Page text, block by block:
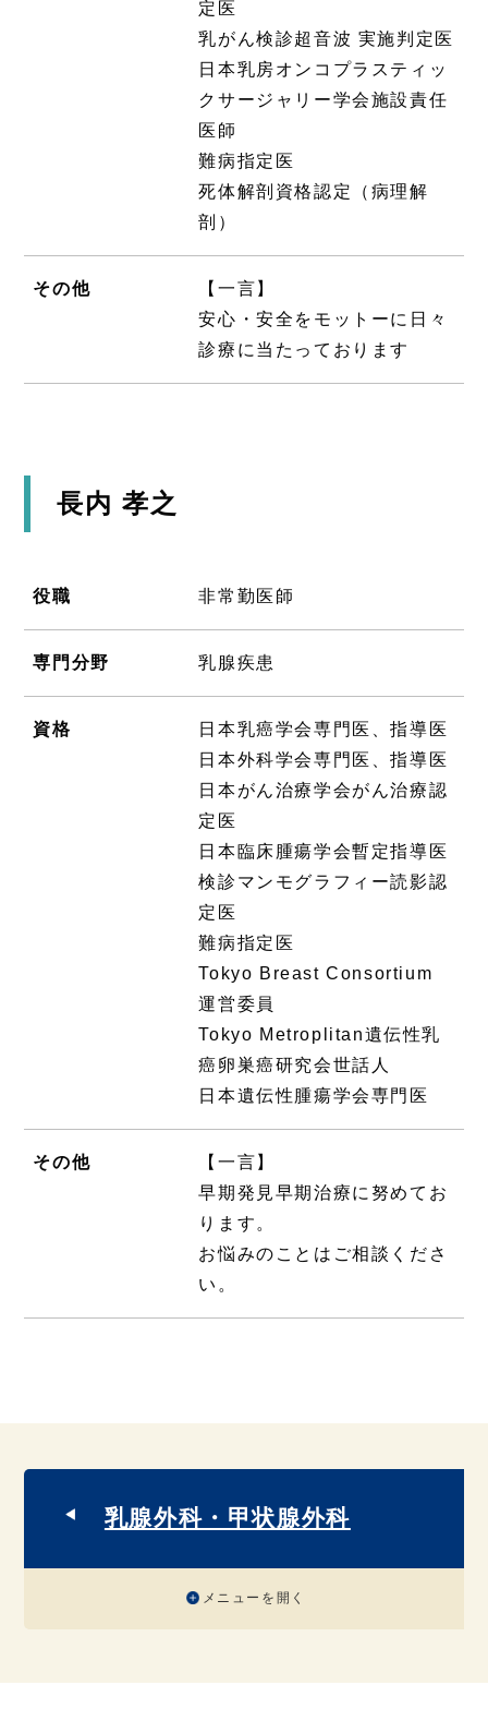
定医
乳がん検診超音波 実施判定医
日本乳房オンコプラスティッ
クサージャリー学会施設責任
医師
難病指定医
死体解剖資格認定（病理解
剖）
その他
【一言】
安心・安全をモットーに日々
診療に当たっております
長内 孝之
役職 非常勤医師
専門分野 乳腺疾患
資格
日本乳癌学会専門医、指導医
日本外科学会専門医、指導医
日本がん治療学会がん治療認
定医
日本臨床腫瘍学会暫定指導医
検診マンモグラフィー読影認
定医
難病指定医
Tokyo Breast Consortium
運営委員
Tokyo Metroplitan遺伝性乳
癌卵巣癌研究会世話人
日本遺伝性腫瘍学会専門医
その他
【一言】
早期発見早期治療に努めてお
ります。
お悩みのことはご相談くださ
い。
乳腺外科・甲状腺外科
メニューを開く